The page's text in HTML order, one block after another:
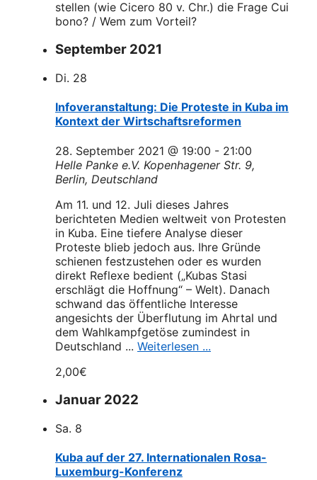
stellen (wie Cicero 80 v. Chr.) die Frage Cui
bono? / Wem zum Vorteil?
September 2021
Di. 28
Infoveranstaltung: Die Proteste in Kuba im
Kontext der Wirtschaftsreformen
28. September 2021 @ 19:00 - 21:00
Helle Panke e.V. Kopenhagener Str. 9,
Berlin, Deutschland
Am 11. und 12. Juli dieses Jahres
berichteten Medien weltweit von Protesten
in Kuba. Eine tiefere Analyse dieser
Proteste blieb jedoch aus. Ihre Gründe
schienen festzustehen oder es wurden
direkt Reflexe bedient („Kubas Stasi
erschlägt die Hoffnung“ – Welt). Danach
schwand das öffentliche Interesse
angesichts der Überflutung im Ahrtal und
dem Wahlkampfgetöse zumindest in
Deutschland ... Weiterlesen ...
2,00€
Januar 2022
Sa. 8
Kuba auf der 27. Internationalen Rosa-
Luxemburg-Konferenz